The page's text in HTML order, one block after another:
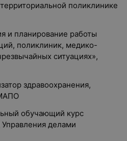
поликлинике
и планирование работы
поликлиник, медико-
ситуациях»,
здравоохранения,
обучающий курс
делами